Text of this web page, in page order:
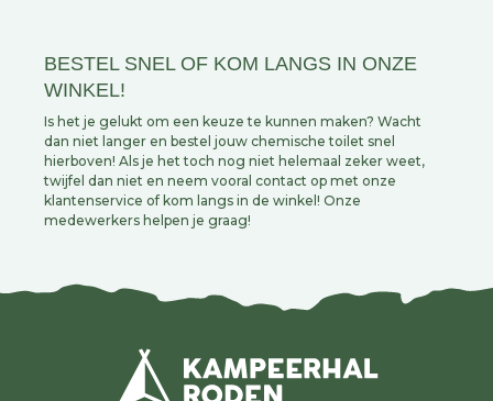
BESTEL SNEL OF KOM LANGS IN ONZE
WINKEL!
Is het je gelukt om een keuze te kunnen maken? Wacht
dan niet langer en bestel jouw chemische toilet snel
hierboven! Als je het toch nog niet helemaal zeker weet,
twijfel dan niet en neem vooral contact op met onze
klantenservice of kom langs in de winkel! Onze
medewerkers helpen je graag!